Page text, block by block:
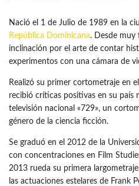
Nació el 1 de Julio de 1989 en la
República Dominicana. Desde muy
inclinación por el arte de contar
experimentos con una cámara de
Realizó su primer cortometraje en
recibió críticas positivas en su país
televisión nacional «729», un
género de la ciencia ficción.
Se graduó en el 2012 de la
con concentraciones en Film
2013 rueda su primera
las actuaciones estelares de Frank